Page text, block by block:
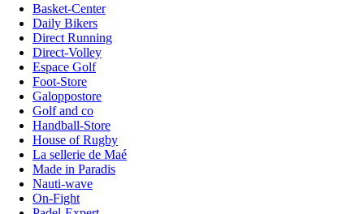
Basket-Center
Daily Bikers
Direct Running
Direct-Volley
Espace Golf
Foot-Store
Galoppostore
Golf and co
Handball-Store
House of Rugby
La sellerie de Maé
Made in Paradis
Nauti-wave
On-Fight